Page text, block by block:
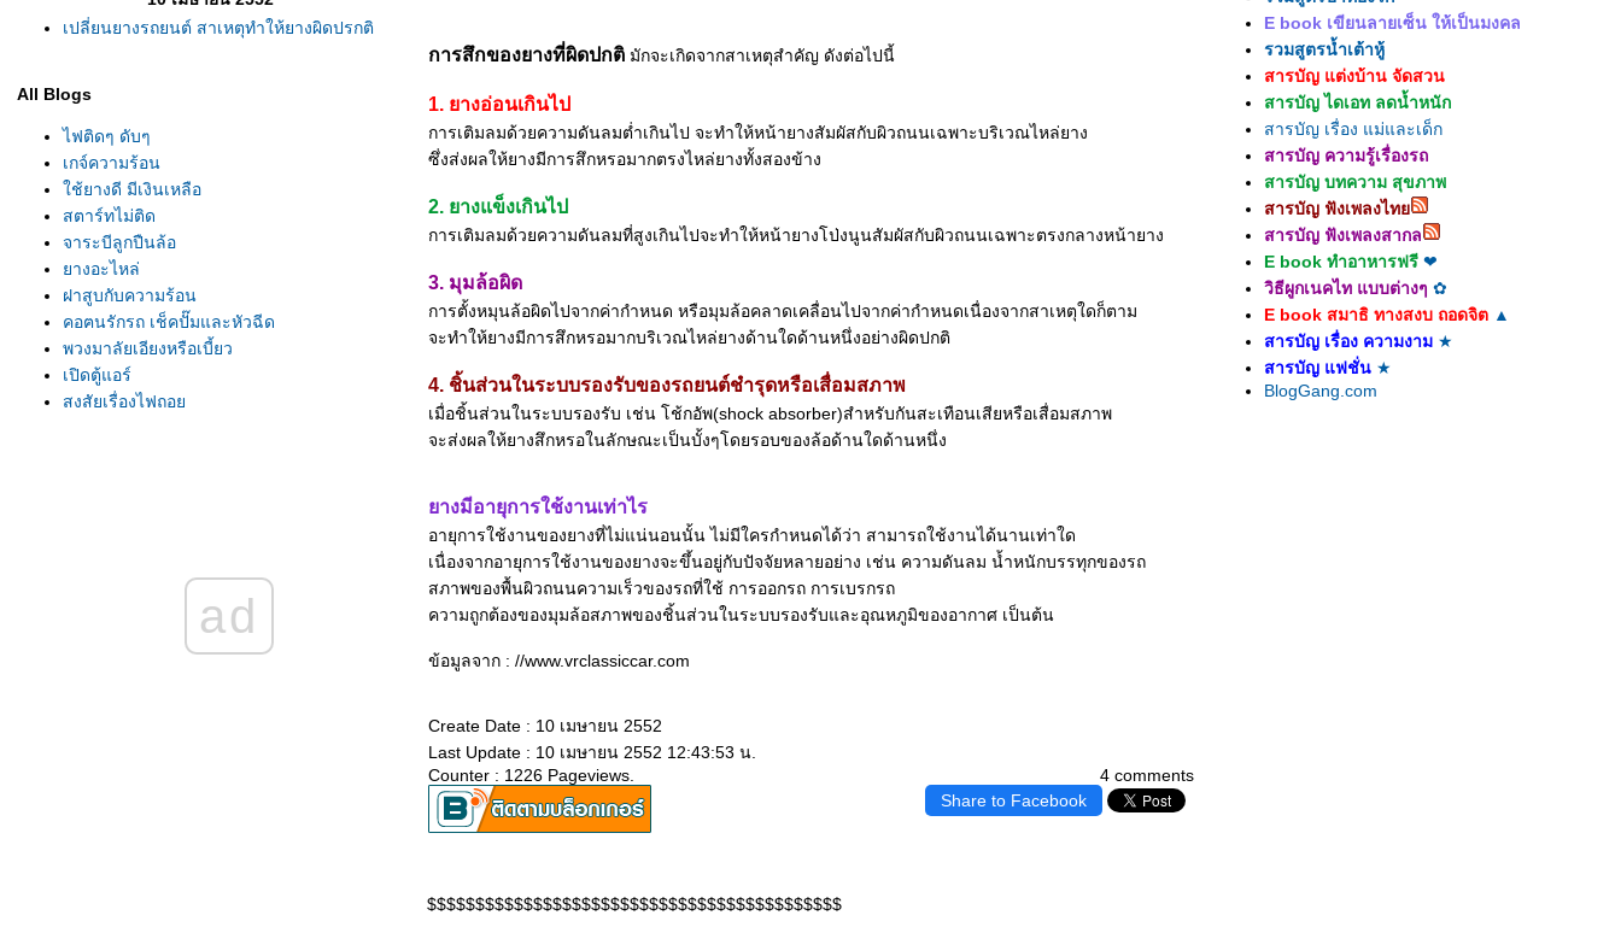
เปลี่ยนยางรถยนต์ สาเหตุทำให้ยางผิดปรกติ
All Blogs
ไฟติดๆ ดับๆ
เกจ์ความร้อน
ช้ยางดี มีเงินเหลือ
สตาร์ทไม่ติด
จาระบีลูกปืนล้อ
างอะไหล่
ฝาสูบกับความร้อน
คอฅนรักรถ เช็คปั๊มและหัวฉีด
พวงมาลัยเอียงหรือเบี้ยว
เปิดตู้แอร์
สงสัยเรื่องไฟถอ
ผู้หญิงต้องรู้ทันรถยนต์
สัญญาณอันตรายจากเบรก
ad
การสึกของยางที่ผิดปกติ มักจะเกิดจากสาเหตุสำคัญ ดังต่อไปนี้
1. ยางอ่อนเกินไป
การเติมลมด้วยความดันลมต่ำเกินไป จะทำให้หน้ายางสัมผัสกับผิวถนนเฉพาะบริเวณไหล่ยาง
ซึ่งส่งผลให้ยางมีการสึกหรอมากตรงไหล่ยางทั้งสองข้าง
2. ยางแข็งเกินไป
การเติมลมด้วยความดันลมที่สูงเกินไปจะทำให้หน้ายางโป่งนูนสัมผัสกับผิวถนนเฉพาะตรงกลางหน้ายาง
3. มุมล้อผิด
การตั้งหมุนล้อผิดไปจากค่ากำหนด หรือมุมล้อคลาดเคลื่อนไปจากค่ากำหนดเนื่องจากสาเหตุใดก็ตาม
จะทำให้ยางมีการสึกหรอมากบริเวณไหล่ยางด้านใดด้านหนึ่งอย่างผิดปกติ
4. ชิ้นส่วนในระบบรองรับของรถยนต์ชำรุดหรือเสื่อมสภาพ
เมื่อชิ้นส่วนในระบบรองรับ เช่น โช้กอัพ(shock absorber)สำหรับกันสะเทือนเสียหรือเสื่อมสภาพ
จะส่งผลให้ยางสึกหรอในลักษณะเป็นบั้งๆโดยรอบของล้อด้านใดด้านหนึ่ง
างมีอายุการใช้งานเท่าไร
อายุการใช้งานของยางที่ไม่แน่นอนนั้น ไม่มีใครกำหนดได้ว่า สามารถใช้งานได้นานเท่าใด
เนื่องจากอายุการใช้งานของยางจะขึ้นอยู่กับปัจจัยหลายอย่าง เช่น ความดันลม น้ำหนักบรรทุกของรถ
สภาพของพื้นผิวถนนความเร็วของรถที่ใช้ การออกรถ การเบรกรถ
ความถูกต้องของมุมล้อสภาพของชิ้นส่วนในระบบรองรับและอุณหภูมิของอากาศ เป็นต้น
ข้อมูลจาก : //www.vrclassiccar.com
Create Date : 10 เมษายน 2552
Last Update : 10 เมษายน 2552 12:43:53 น.
4 comments
Counter : 1226 Pageviews.
Share to Facebook
$$$$$$$$$$$$$$$$$$$$$$$$$$$$$$$$$$$$$$$$$$$
E book เขียนลายเซ็น ให้เป็นมงคล
รวมสูตรน้ำเต้าหู้
สารบัญ แต่งบ้าน จัดสวน
สารบัญ ไดเอท ลดน้ำหนัก
สารบัญ เรื่อง แม่และเด็ก
สารบัญ ความรู้เรื่องรถ
สารบัญ บทความ สุขภาพ
สารบัญ ฟังเพลงไท
สารบัญ ฟังเพลงสากล
E book ทำอาหารฟรี ❤
วิธีผูกเนคไท แบบต่างๆ ✿
E book สมาธิ ทางสงบ ถอดจิต ▲
สารบัญ เรื่อง ความงาม ★
สารบัญ แฟชั่น ★
BlogGang.com